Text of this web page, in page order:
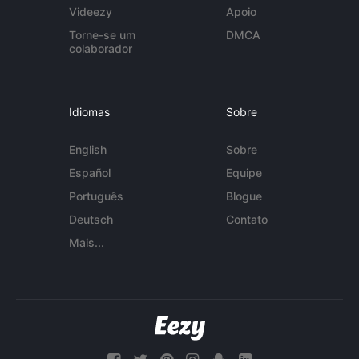
Videezy
Torne-se um
colaborador
Apoio
DMCA
Idiomas
English
Español
Português
Deutsch
Mais...
Sobre
Sobre
Equipe
Blogue
Contato